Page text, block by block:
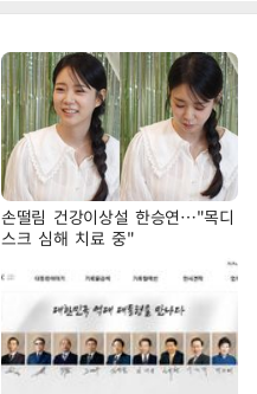
손떨림 건강이상설 한승연…"목디
스크 심해 치료 중"